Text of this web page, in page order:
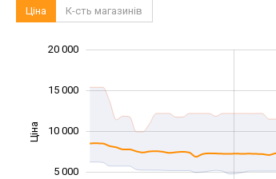
Ціна К-сть магазинів
Ціна 10 000
5 000
10 000
15 000
20 000